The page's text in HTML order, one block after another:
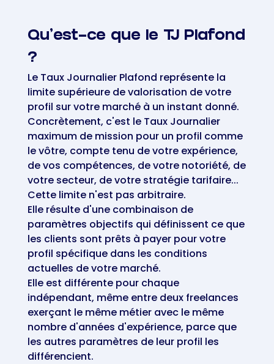
Qu'est-ce que le TJ Plafond
?
Le Taux Journalier Plafond représente la
limite supérieure de valorisation de votre
profil sur votre marché à un instant donné.
Concrètement, c'est le Taux Journalier
maximum de mission pour un profil comme
le vôtre, compte tenu de votre expérience,
de vos compétences, de votre notoriété, de
votre secteur, de votre stratégie tarifaire...
Cette limite n'est pas arbitraire.
Elle résulte d'une combinaison de
paramètres objectifs qui définissent ce que
les clients sont prêts à payer pour votre
profil spécifique dans les conditions
actuelles de votre marché.
Elle est différente pour chaque
indépendant, même entre deux freelances
exerçant le même métier avec le même
nombre d'années d'expérience, parce que
les autres paramètres de leur profil les
différencient.